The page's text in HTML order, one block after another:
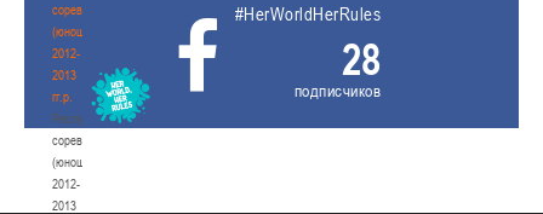
соревнования
(юноши)
2012-
2013
гг.р.
Республиканские
соревнования
(юноши)
2012-
2013
#HerWorldHerRules
28
подписчиков